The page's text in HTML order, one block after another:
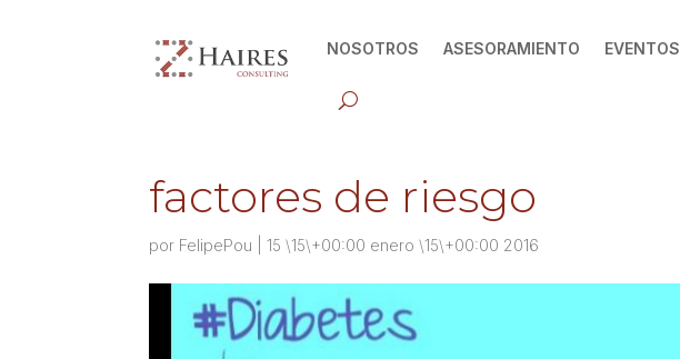
NOSOTROS ASESORAMIENTO EVENTOS
factores de riesgo
por FelipePou |15 \15\+00:00 enero \15\+00:00 2016